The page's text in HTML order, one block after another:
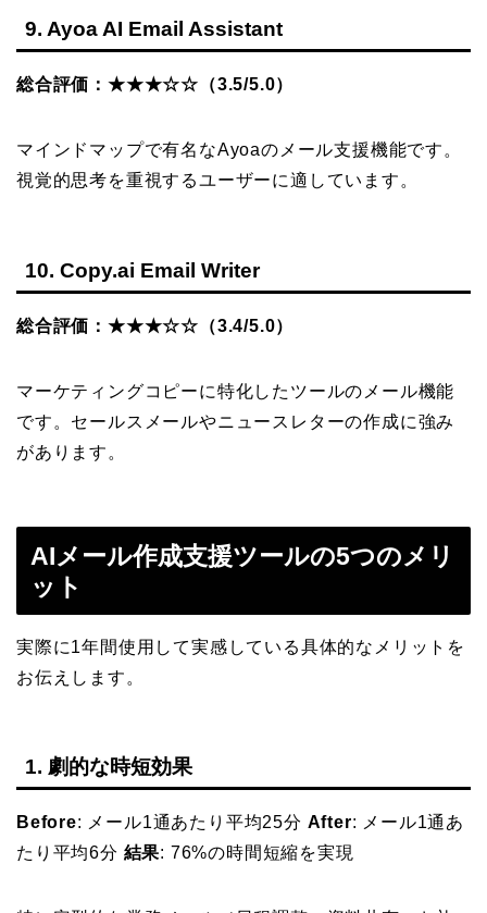
9. Ayoa AI Email Assistant
総合評価：★★★☆☆（3.5/5.0）
マインドマップで有名なAyoaのメール支援機能です。
視覚的思考を重視するユーザーに適しています。
10. Copy.ai Email Writer
総合評価：★★★☆☆（3.4/5.0）
マーケティングコピーに特化したツールのメール機能
です。セールスメールやニュースレターの作成に強み
があります。
AIメール作成支援ツールの5つのメリ
ット
実際に1年間使用して実感している具体的なメリットを
お伝えします。
1. 劇的な時短効果
Before: メール1通あたり平均25分 After: メール1通あ
たり平均6分 結果: 76%の時間短縮を実現